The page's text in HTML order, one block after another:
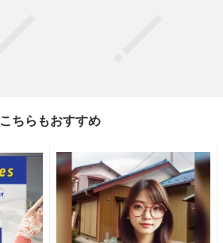
こちらもおすすめ